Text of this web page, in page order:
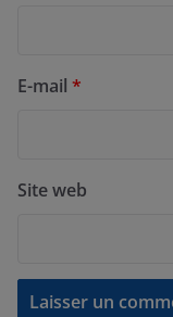
E-mail *
Site web